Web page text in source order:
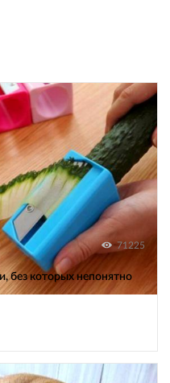
71225
без которых непонятно